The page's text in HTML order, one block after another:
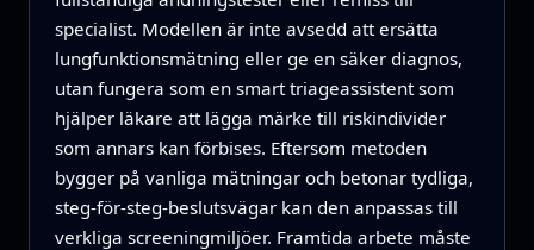
specialist. Modellen är inte avsedd att ersätta
lungfunktionsmätning eller ge en säker diagnos,
utan fungera som en smart triageassistent som
hjälper läkare att lägga märke till riskindivider
som annars kan förbises. Eftersom metoden
bygger på vanliga mätningar och betonar tydliga,
steg-för-steg-beslutsvägar kan den anpassas till
verkliga screeningmiljöer. Framtida arbete måste